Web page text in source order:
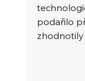
podařilo
zhodnotily